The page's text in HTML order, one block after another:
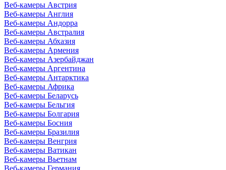
Веб-камеры Австрия
Веб-камеры Англия
Веб-камеры Андорра
Веб-камеры Австралия
Веб-камеры Абхазия
Веб-камеры Армения
Веб-камеры Азербайджан
Веб-камеры Аргентина
Веб-камеры Антарктика
Веб-камеры Африка
Веб-камеры Беларусь
Веб-камеры Бельгия
Веб-камеры Болгария
Веб-камеры Босния
Веб-камеры Бразилия
Веб-камеры Венгрия
Веб-камеры Ватикан
Веб-камеры Вьетнам